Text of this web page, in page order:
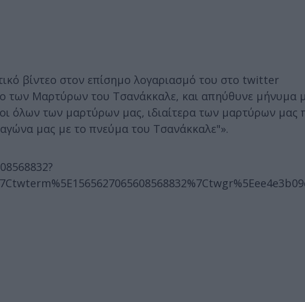
βίντεο στον επίσημο λογαριασμό του στο twitter
των Μαρτύρων του Τσανάκκαλε, και απηύθυνε μήνυμα
όλων των μαρτύρων μας, ιδιαίτερα των μαρτύρων μας
μας με το πνεύμα του Τσανάκκαλε"».